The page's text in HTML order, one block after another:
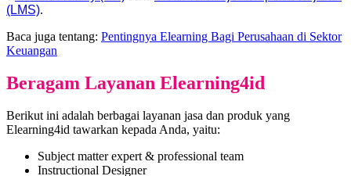
(LMS).
Baca juga tentang: Pentingnya Elearning Bagi Perusahaan di Sektor
Keuangan
Beragam Layanan Elearning4id
Berikut ini adalah berbagai layanan jasa dan produk yang
Elearning4id tawarkan kepada Anda, yaitu:
Subject matter expert & professional team
Instructional Designer